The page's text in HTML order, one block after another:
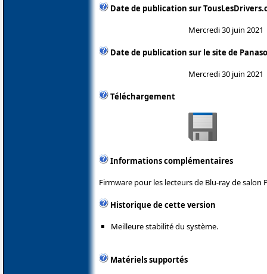
Date de publication sur
Mercredi 30 juin 2021
Date de publication sur le site de
Mercredi 30 juin 2021
Téléchargement
Informations complémentaires
Firmware pour les lecteurs de Blu-ray de salon
Historique de cette version
Meilleure stabilité du système.
Matériels supportés